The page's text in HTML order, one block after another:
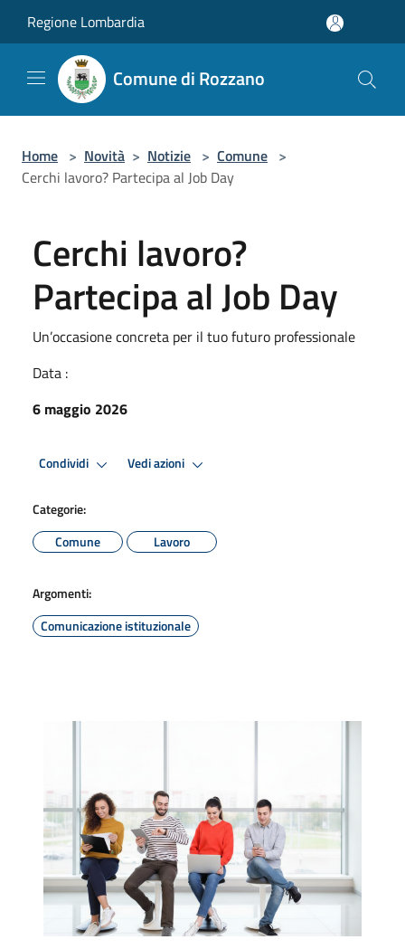
Regione Lombardia
Comune di Rozzano
Home > Novità > Notizie > Comune >
Cerchi lavoro? Partecipa al Job Day
Cerchi lavoro?
Partecipa al Job Day
Un’occasione concreta per il tuo futuro professionale
Data :
6 maggio 2026
Condividi Vedi azioni
Categorie:
Comune
Lavoro
Argomenti:
Comunicazione istituzionale